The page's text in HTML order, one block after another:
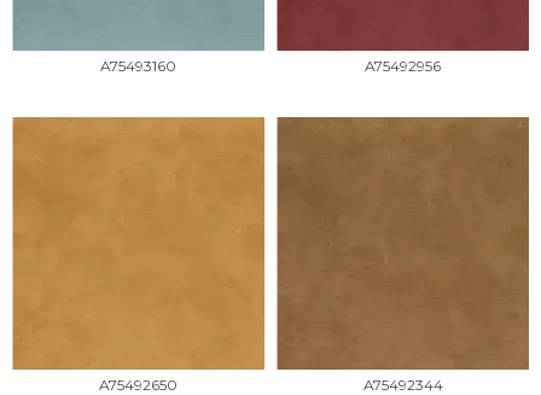
A75493160 A75492956
A75492650 A75492344